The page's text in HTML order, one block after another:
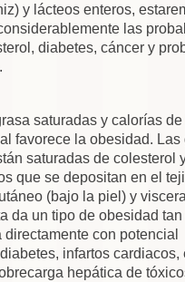
y lácteos enteros,
las
diabetes, cáncer y
saturadas y calorías de
favorece la obesidad. Las
saturadas de colesterol
que se depositan en el
(bajo la piel) y visceral
da un tipo de obesidad
con potencial
infartos cardiacos,
hepática de